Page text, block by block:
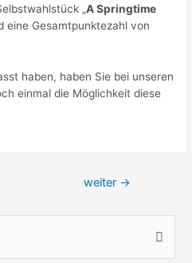
„A Springtime
eine Gesamtpunktezahl von
haben, haben Sie bei unseren
einmal die Möglichkeit diese
weiter →